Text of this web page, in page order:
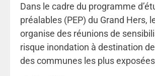
Dans le cadre du programme
préalables (PEP) du Grand Hers,
organise des réunions de
risque inondation à destination
des communes les plus